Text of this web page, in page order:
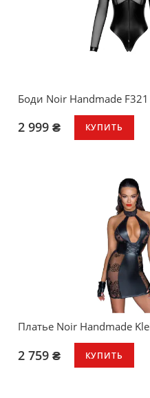
Боди Noir Handmade F321
2 999 ₴ КУПИТЬ
Платье Noir Handmade
2 759 ₴ КУПИТЬ